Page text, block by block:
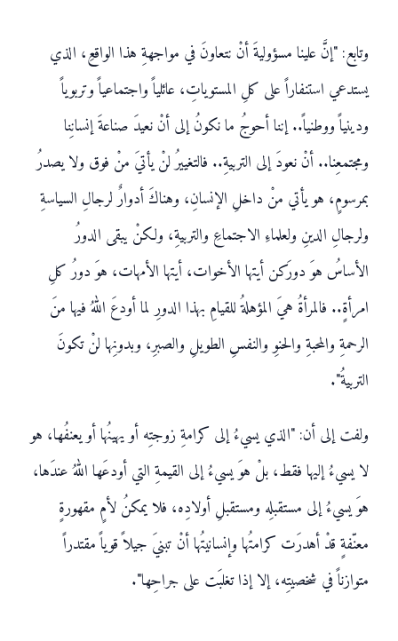
وتابع: "إنَّ علينا مسؤوليةَ أنْ نتعاونَ في مواجهةِ هذا الواقعِ، الذي
يستدعي استنفاراً على كلِ المستوياتِ، عائلياً واجتماعياً وتربوياً
ودينياً ووطنياً.. إننا أحوجُ ما نكونُ إلى أنْ نعيدَ صناعةَ إنسانِنا
ومجتمعِنا.. أنْ نعودَ إلى التربيةِ.. فالتغييرُ لنْ يأتيَ منْ فوق ولا يصدرُ
بمرسومٍ، هو يأتي منْ داخلِ الإنسانِ، وهناكَ أدوارٌ لرجالِ السياسةِ
ولرجالِ الدينِ ولعلماءِ الاجتماعِ والتربيةِ، ولكنْ يبقى الدورُ
الأساسُ هوَ دورَكن أيتها الأخوات، أيتها الأمهات، هوَ دورُ كلِ
امرأةٍ.. فالمرأةُ هيَ المؤهلةُ للقيامِ بهذا الدورِ لما أودعَ اللهُ فيها منَ
الرحمةِ والمحبةِ والحنوِ والنفسِ الطويلِ والصبرِ، وبدونِها لنْ تكونَ
التربيةُ".
ولفت إلى أن: "الذي يسيءُ إلى كرامةِ زوجتِه أو يهينُها أو يعنفُها، هو
لا يسيءُ إليها فقط، بلْ هوَ يسيءُ إلى القيمةِ التي أودعَها اللهُ عندَها،
هوَ يسيءُ إلى مستقبلِه ومستقبلِ أولادِه، فلا يمكنُ لأمٍ مقهورةٍ
معنّفةٍ قدْ أهدرَت كرامتُها وإنسانيتُها أنْ تبنيَ جيلاً قوياً مقتدراً
متوازناً في شخصيتِه، إلا إذا تغلبَت على جراحِها".